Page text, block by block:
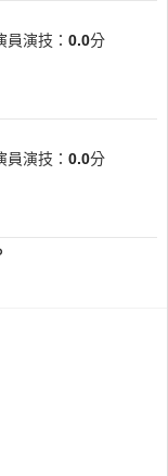
員演技： 0.0分
員演技： 0.0分